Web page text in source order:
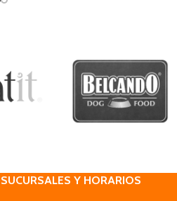
SUCURSALES Y HORARIOS